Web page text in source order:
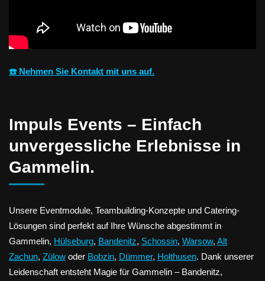
☎️ Nehmen Sie Kontakt mit uns auf.
Impuls Events – Einfach
unvergessliche Erlebnisse in
Gammelin.
Unsere Eventmodule, Teambuilding-Konzepte und Catering-
Lösungen sind perfekt auf Ihre Wünsche abgestimmt in
Gammelin, Hülseburg, Bandenitz, Schossin, Warsow, Alt
Zachun, Zülow oder Bobzin, Dümmer, Holthusen. Dank unserer
Leidenschaft entsteht Magie für Gammelin – Bandenitz,